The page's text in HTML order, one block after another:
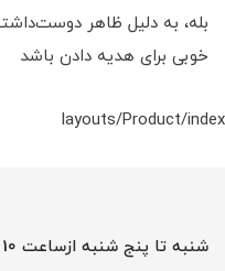
بله، به دلیل ظاهر
خوبی برای هدیه دادن باشد
layouts/Product/index
شنبه تا پنج شنبه ازساعت 10 الی 22 پاسخگوی شما هستیم